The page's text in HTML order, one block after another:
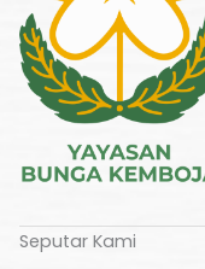
Seputar Kami